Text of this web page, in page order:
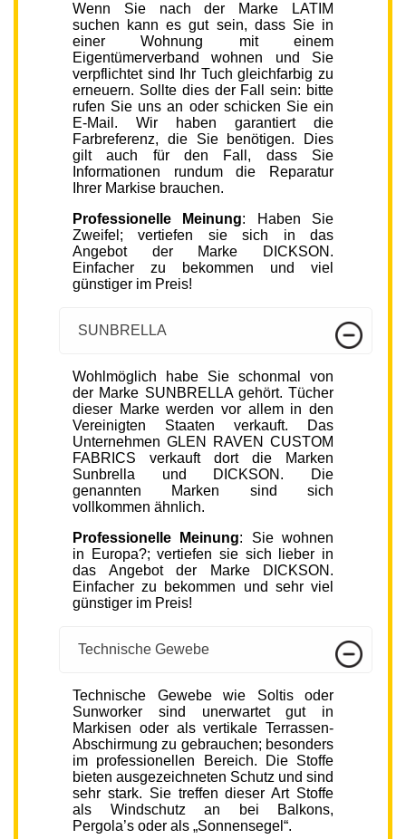
Wenn Sie nach der Marke LATIM
suchen kann es gut sein, dass Sie in
einer Wohnung mit einem
Eigentümerverband wohnen und Sie
verpflichtet sind Ihr Tuch gleichfarbig zu
erneuern. Sollte dies der Fall sein: bitte
rufen Sie uns an oder schicken Sie ein
E-Mail. Wir haben garantiert die
Farbreferenz, die Sie benötigen. Dies
gilt auch für den Fall, dass Sie
Informationen rundum die Reparatur
Ihrer Markise brauchen.
Professionelle Meinung: Haben Sie
Zweifel; vertiefen sie sich in das
Angebot der Marke DICKSON.
Einfacher zu bekommen und viel
günstiger im Preis!
SUNBRELLA
Wohlmöglich habe Sie schonmal von
der Marke SUNBRELLA gehört. Tücher
dieser Marke werden vor allem in den
Vereinigten Staaten verkauft. Das
Unternehmen GLEN RAVEN CUSTOM
FABRICS verkauft dort die Marken
Sunbrella und DICKSON. Die
genannten Marken sind sich
vollkommen ähnlich.
Professionelle Meinung: Sie wohnen
in Europa?; vertiefen sie sich lieber in
das Angebot der Marke DICKSON.
Einfacher zu bekommen und sehr viel
günstiger im Preis!
Technische Gewebe
Technische Gewebe wie Soltis oder
Sunworker sind unerwartet gut in
Markisen oder als vertikale Terrassen-
Abschirmung zu gebrauchen; besonders
im professionellen Bereich. Die Stoffe
bieten ausgezeichneten Schutz und sind
sehr stark. Sie treffen dieser Art Stoffe
als Windschutz an bei Balkons,
Pergola’s oder als „Sonnensegel“.